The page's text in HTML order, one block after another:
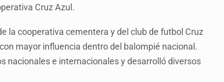
Cruz Azul.
la cooperativa cementera y del club de futbol Cruz
mayor influencia dentro del balompié nacional.
nacionales e internacionales y desarrolló diversos